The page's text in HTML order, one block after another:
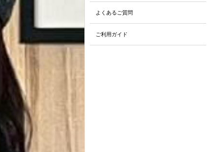
よくあるご質問
ご利用ガイド